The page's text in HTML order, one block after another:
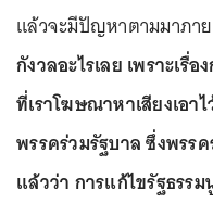
แล้วจะมีปัญหาตามมาภา
กังวลอะไรเลย เพราะเรื่
ที่เราโฆษณาหาเสียงเอ
พรรคร่วมรัฐบาล ซึ่งพรร
แล้วว่า การแก้ไขรัฐธรร